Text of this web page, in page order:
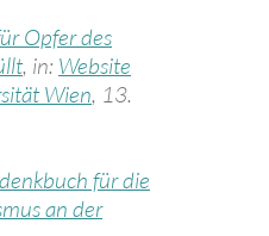
Opfer des
, in: Website
Wien, 13.
für die
an der